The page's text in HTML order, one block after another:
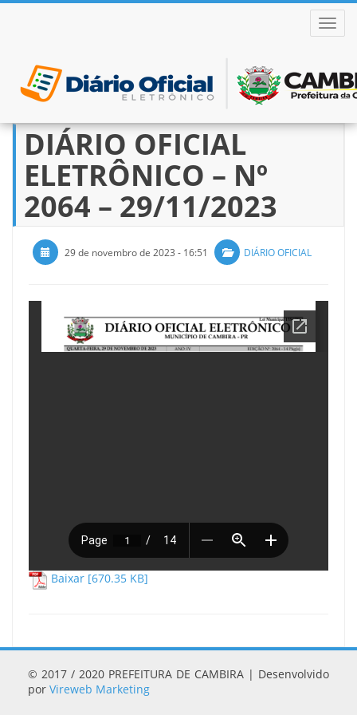
Pular
para
conteúdo
DIÁRIO OFICIAL
ELETRÔNICO – Nº
2064 – 29/11/2023
29 de novembro de 2023 - 16:51 DIÁRIO OFICIAL
Baixar [670.35 KB]
© 2017 / 2020 PREFEITURA DE CAMBIRA | Desenvolvido
por Vireweb Marketing